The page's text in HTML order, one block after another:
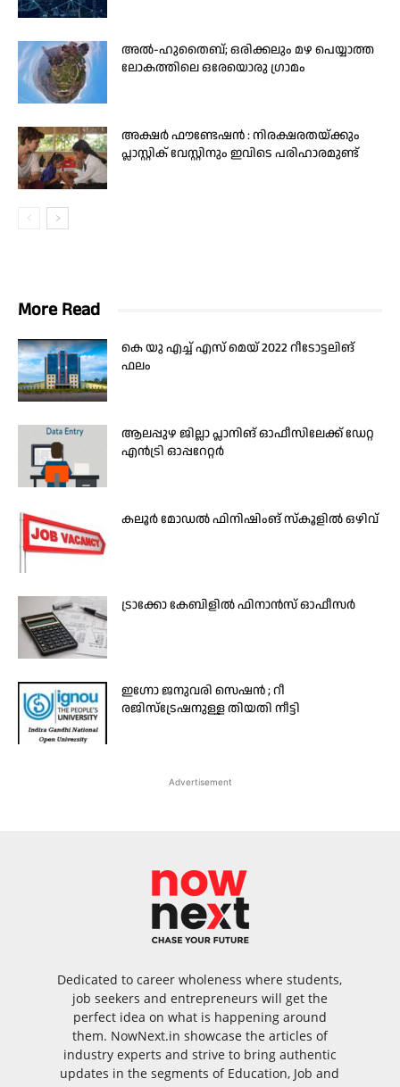
അൽ-ഹുതൈബ്; ഒരിക്കലും മഴ പെയ്യാത്ത
ലോകത്തിലെ ഒരേയൊരു ഗ്രാമം
അക്ഷർ ഫൗണ്ടേഷൻ : നിരക്ഷരതയ്ക്കും
പ്ലാസ്റ്റിക് വേസ്റ്റിനും ഇവിടെ പരിഹാരമുണ്ട്
More Read
കെ യു എച്ച് എസ് മെയ് 2022 റീടോട്ടലിങ്
ഫലം
ആലപ്പുഴ ജില്ലാ പ്ലാനിങ് ഓഫീസിലേക്ക് ഡേറ്റ
എൻട്രി ഓപ്പറേറ്റർ
കലൂര്‍ മോഡല്‍ ഫിനിഷിംങ് സ്‌കൂളില്‍ ഒഴിവ്
ട്രാക്കോ കേബിളിൽ ഫിനാൻസ് ഓഫീസർ
ഇഗ്നോ ജനുവരി സെഷന്‍ ; റീ
രജിസ്‌ട്രേഷനുള്ള തിയതി നീട്ടി
Advertisement
Dedicated to career wholeness where students,
job seekers and entrepreneurs will get the
perfect idea on what is happening around
them. NowNext.in showcase the articles of
industry experts and strive to bring authentic
updates in the segments of Education, Job and